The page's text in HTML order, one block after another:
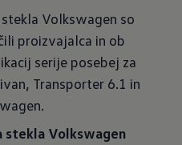
Volkswagen so
proizvajalca in ob
serije posebej za
Transporter 6.1 in
stekla Volkswagen